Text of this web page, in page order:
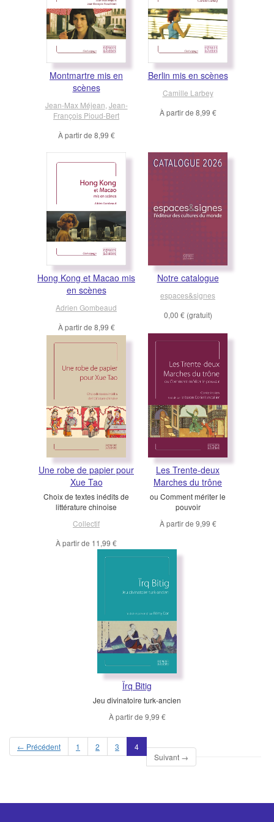
Montmartre mis en
scènes
Jean-Max Méjean Jean-
François Pioud-Bert
À partir de 8,99 €
Berlin mis en scènes
Camille Larbey
À partir de 8,99 €
Hong Kong et Macao mis
en scènes
Adrien Gombeaud
À partir de 8,99 €
Notre catalogue
espaces&signes
0,00 € (gratuit)
Une robe de papier pour
Xue Tao
Choix de textes inédits de
littérature chinoise
Collectif
À partir de 11,99 €
Les Trente-deux
Marches du trône
ou Comment mériter le
pouvoir
À partir de 9,99 €
Ïrq Bitig
Jeu divinatoire turk-ancien
À partir de 9,99 €
← Précédent 1 2 3 4(current)
Suivant →